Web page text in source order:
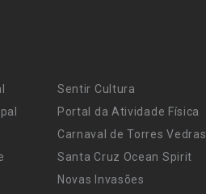
Sentir Cultura
Portal da Atividade Física
Carnaval de Torres Vedras
Santa Cruz Ocean Spirit
Novas Invasões